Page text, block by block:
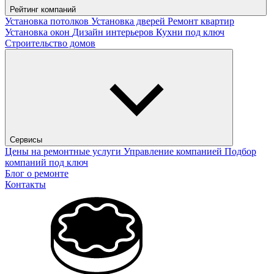
Рейтинг компаний
Установка потолков Установка дверей Ремонт квартир
Установка окон Дизайн интерьеров Кухни под ключ
Строительство домов
Сервисы
Цены на ремонтные услуги Управление компанией Подбор
компаний под ключ
Блог о ремонте
Контакты